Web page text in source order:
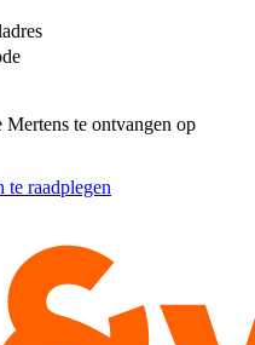
te ontvangen op
raadplegen